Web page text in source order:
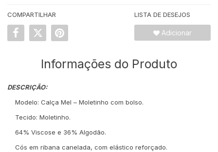
COMPARTILHAR LISTA DE DESEJOS
Adicionar
Informações do Produto
DESCRIÇÃO:
Modelo: Calça Mel – Moletinho com bolso.
Tecido: Moletinho.
64% Viscose e 36% Algodão.
Cós em ribana canelada, com elástico reforçado.